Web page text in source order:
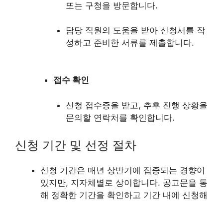
또는 구청을 방문합니다.
담당 직원의 도움을 받아 신청서를 작
성하고 준비한 서류를 제출합니다.
접수 확인
신청 접수증을 받고, 추후 진행 상황을
문의할 연락처를 확인합니다.
신청 기간 및 선정 절차
신청 기간은 매년 상반기에 집중되는 경향이
있지만, 지자체별로 상이합니다. 공고문을 통
해 정확한 기간을 확인하고 기간 내에 신청해